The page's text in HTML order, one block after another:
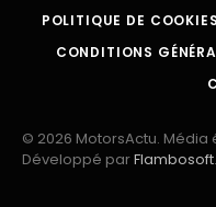
POLITIQUE DE
CONDITIONS
© 2026 MotorsActu. Média
Développé parFlambosoft.